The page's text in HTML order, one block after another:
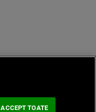
ACCEPT TOATE